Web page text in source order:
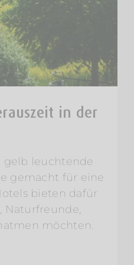
in der
gelb leuchtende
gemacht für eine
bieten dafür
Naturfreunde,
möchten.